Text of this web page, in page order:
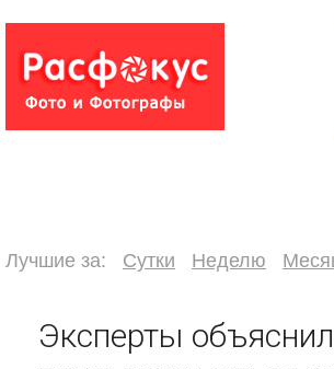
Лучшие за: Сутки Неделю
Эксперты